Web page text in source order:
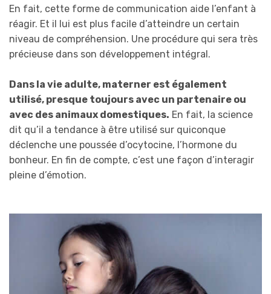
En fait, cette forme de communication aide l’enfant à
réagir. Et il lui est plus facile d’atteindre un certain
niveau de compréhension. Une procédure qui sera très
précieuse dans son développement intégral.
Dans la vie adulte, materner est également
utilisé, presque toujours avec un partenaire ou
avec des animaux domestiques. En fait, la science
dit qu’il a tendance à être utilisé sur quiconque
déclenche une poussée d’ocytocine, l’hormone du
bonheur. En fin de compte, c’est une façon d’interagir
pleine d’émotion.